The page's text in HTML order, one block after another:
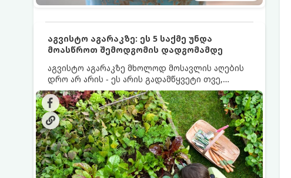
აგვისტო აგარაკზე: ეს 5 საქმე უნდა
მოასწროთ შემოდგომის დადგომამდე
აგვისტო აგარაკზე მხოლოდ მოსავლის აღების
დრო არ არის - ეს არის გადამწყვეტი თვე,
როდესაც საფუძველი ეყრება მომავალი წლის
მოსავალს და ბაღი მზადდება შემოდგომა-
ზამთრის სეზონისთვის. იმისათვის, რომ
ნიადაგმა ენერგია აღიდგინოს, ხოლო
მცენარეებმა ზამთარს გაუძლონ, აგვისტოს
ბოლომდე 5 მნიშვნელოვანი საქმის გაკეთება
უნდა მოასწროთ: